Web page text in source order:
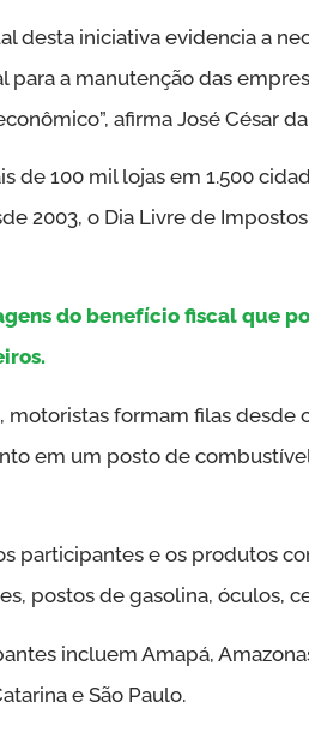
desta iniciativa evidencia a
para a manutenção das
afirma José César
de 100 mil lojas em 1.500
2003, o Dia Livre de
do benefício fiscal que
motoristas formam filas
em um posto de
participantes e os produtos
postos de gasolina, óculos,
incluem Amapá,
e São Paulo.